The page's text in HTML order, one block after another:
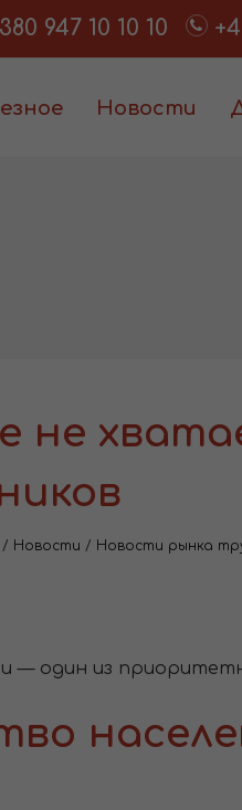
947 10 10 10
Новости
не
/ Новости / Новости рынка
— один из